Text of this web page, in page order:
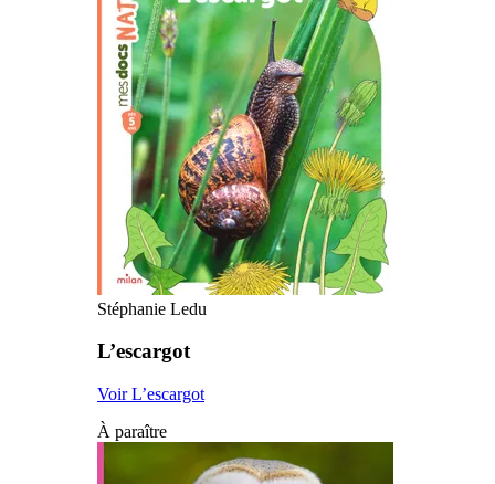
Stéphanie Ledu
L’escargot
Voir L’escargot
À paraître